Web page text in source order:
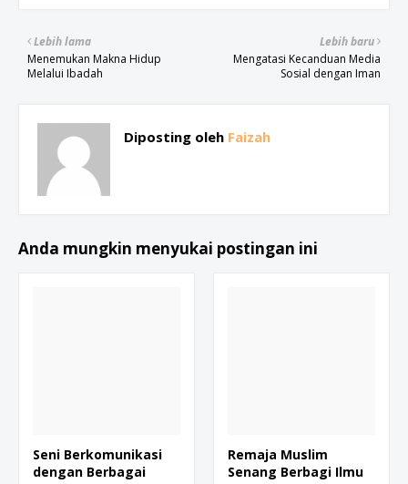
Lebih baru
Mengatasi Kecanduan Media
Sosial dengan Iman
Lebih lama
Menemukan Makna Hidup
Melalui Ibadah
Diposting oleh Faizah
Anda mungkin menyukai postingan ini
Seni Berkomunikasi
dengan Berbagai
Remaja Muslim
Senang Berbagi Ilmu